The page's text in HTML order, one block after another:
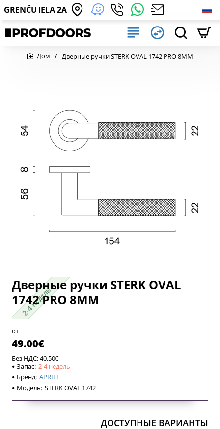
GRENČU IELA 2A
Дверные ручки STERK OVAL 1742 PRO 8MM
2-4 недель
2-4 недель
Дверные ручки STERK OVAL
1742 PRO 8MM
от
49.00€
Без НДС: 40.50€
Запас: 2-4 недель
Бренд: APRILE
Модель: STERK OVAL 1742
ДОСТУПНЫЕ ВАРИАНТЫ